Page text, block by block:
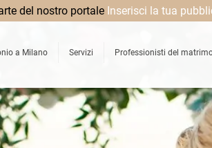
del nostro portale Inserisci la tua
a Milano Servizi Professionisti del